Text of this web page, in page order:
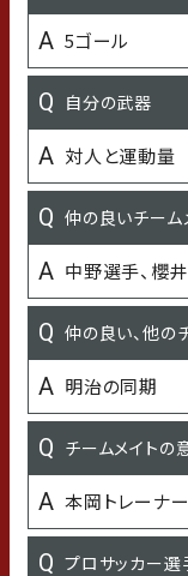
5ゴール
自分の武器
対人と運動量
仲の良いチーム
中野選手、櫻
仲の良い、他の
明治の同期
チームメイトの
本岡トレーナ
プロサッカー選
ドラ
既存選手：石川県